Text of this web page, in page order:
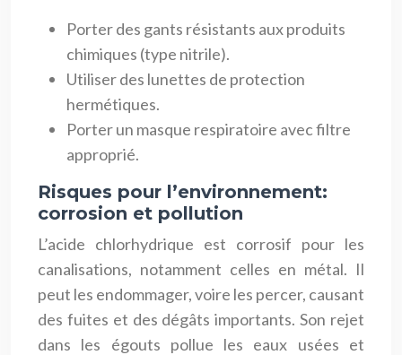
Porter des gants résistants aux produits
chimiques (type nitrile).
Utiliser des lunettes de protection
hermétiques.
Porter un masque respiratoire avec filtre
approprié.
Risques pour l’environnement:
corrosion et pollution
L’acide chlorhydrique est corrosif pour les
canalisations, notamment celles en métal. Il
peut les endommager, voire les percer, causant
des fuites et des dégâts importants. Son rejet
dans les égouts pollue les eaux usées et